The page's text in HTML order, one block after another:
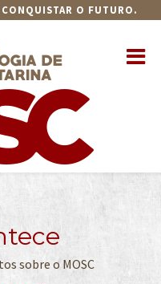
CONQUISTAR O FUTURO.
sobre o MOSC